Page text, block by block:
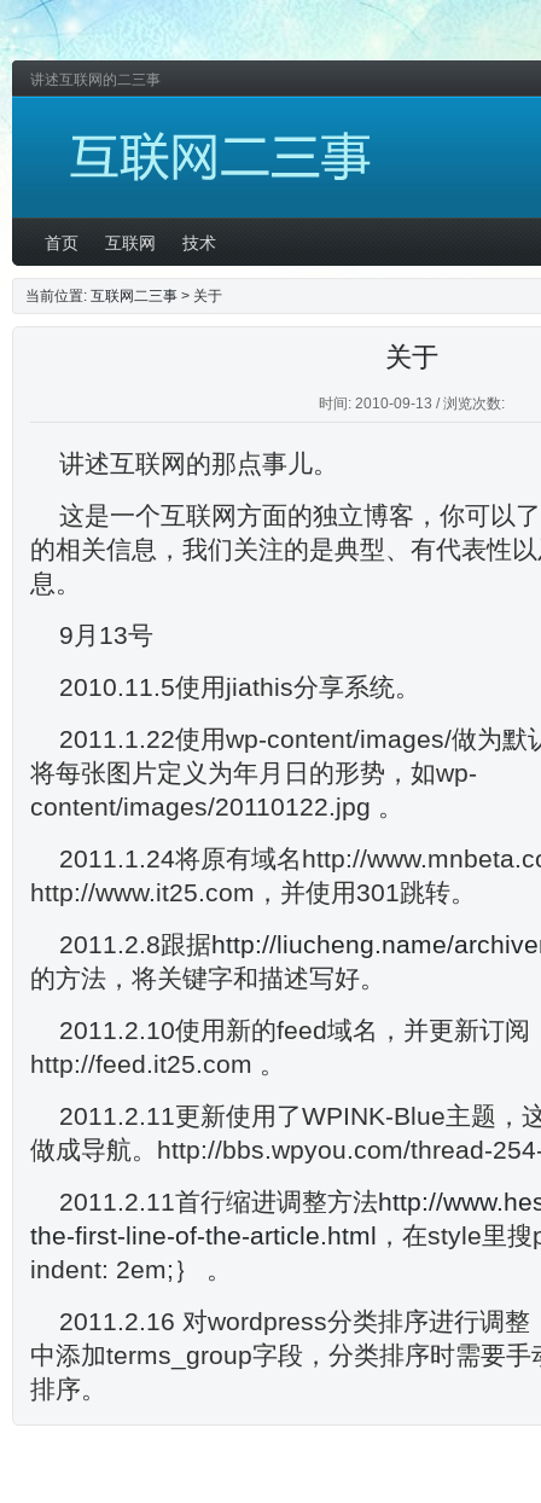
讲述互联网的二三事
首页 互联网 技术
当前位置: 互联网二三事 > 关于
关于
时间: 2010-09-13 / 浏览次数:
讲述互联网的那点事儿。
这是一个互联网方面的独立博客，你可以
的相关信息，我们关注的是典型、有代表性
息。
9月13号
2010.11.5使用jiathis分享系统。
2011.1.22使用wp-content/images/做为默
将每张图片定义为年月日的形势，如wp-
content/images/20110122.jpg 。
2011.1.24将原有域名http://
http://www.it25.com，并使用301跳转。
2011.2.8跟据http://liucheng.name/
的方法，将关键字和描述写好。
2011.2.10使用新的feed域名，并更新订阅
http://feed.it25.com 。
2011.2.11更新使用了WPINK-Blue主题，
做成导航。http://bbs.wpyou.com/thread-
2011.2.11首行缩进调整方法http://
the-first-line-of-the-article.html ，在style里
indent: 2em;｝ 。
2011.2.16 对wordpress分类排序进行调整
中添加terms_group字段，分类排序时需要手
排序。